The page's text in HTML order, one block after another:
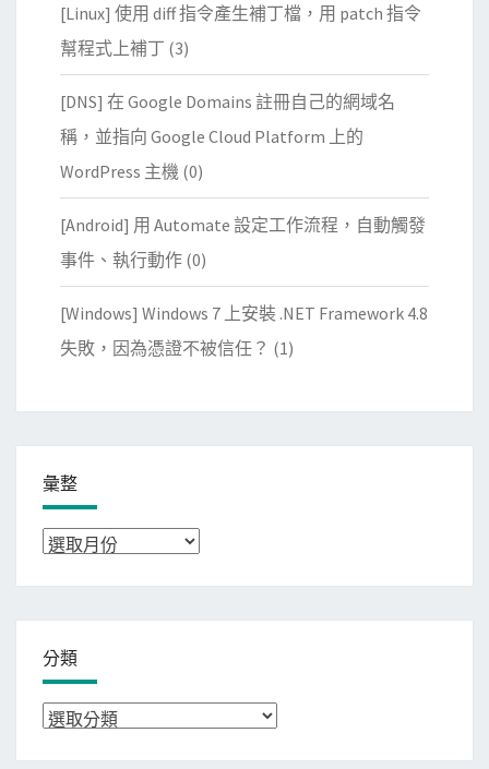
[Linux] 使用 diff 指令產生補丁檔，用 patch 指令
幫程式上補丁 (3)
[DNS] 在 Google Domains 註冊自己的網域名
稱，並指向 Google Cloud Platform 上的
WordPress 主機 (0)
[Android] 用 Automate 設定工作流程，自動觸發
事件、執行動作 (0)
[Windows] Windows 7 上安裝 .NET Framework 4.8
失敗，因為憑證不被信任？ (1)
彙整
彙
分類
分